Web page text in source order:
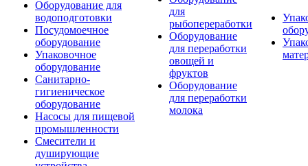
Оборудование для
водоподготовки
Посудомоечное
оборудование
Упаковочное
оборудование
Санитарно-
гигиеническое
оборудование
Насосы для пищевой
промышленности
Смесители и
душирующие
для
рыбопереработки
Оборудование
для переработки
овощей и
фруктов
Оборудование
для переработки
молока